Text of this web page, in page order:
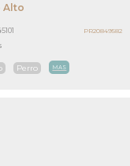
Alto
Perro MAS
PR20849582